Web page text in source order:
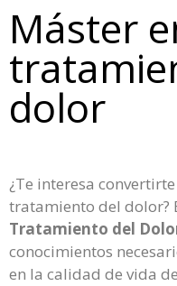
Máster
dolor
¿Te interesa
tratamiento del dolor?
Tratamiento del
conocimientos
en la calidad de vida